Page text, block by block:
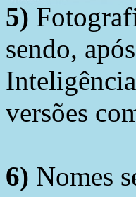
5)
sendo,
versões
6) Nomes